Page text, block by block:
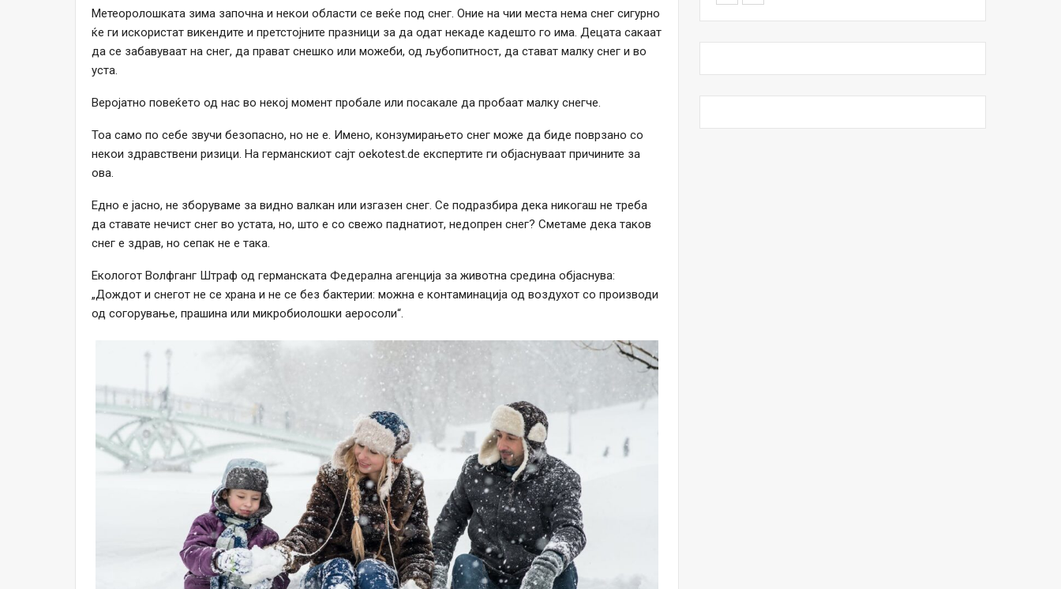
Метеоролошката зима започна и некои области се веќе под снег. Оние на чии места нема снег сигурно
ќе ги искористат викендите и претстојните празници за да одат некаде кадешто го има. Децата сакаат
да се забавуваат на снег, да прават снешко или можеби, од љубопитност, да стават малку снег и во
уста.
Веројатно повеќето од нас во некој момент пробале или посакале да пробаат малку снегче.
Тоа само по себе звучи безопасно, но не е. Имено, конзумирањето снег може да биде поврзано со
некои здравствени ризици. На германскиот сајт oekotest.de експертите ги објаснуваат причините за
ова.
Едно е јасно, не зборуваме за видно валкан или изгазен снег. Се подразбира дека никогаш не треба
да ставате нечист снег во устата, но, што е со свежо паднатиот, недопрен снег? Сметаме дека таков
снег е здрав, но сепак не е така.
Екологот Волфганг Штраф од германската Федерална агенција за животна средина објаснува:
„Дождот и снегот не се храна и не се без бактерии: можна е контаминација од воздухот со производи
од согорување, прашина или микробиолошки аеросоли“.